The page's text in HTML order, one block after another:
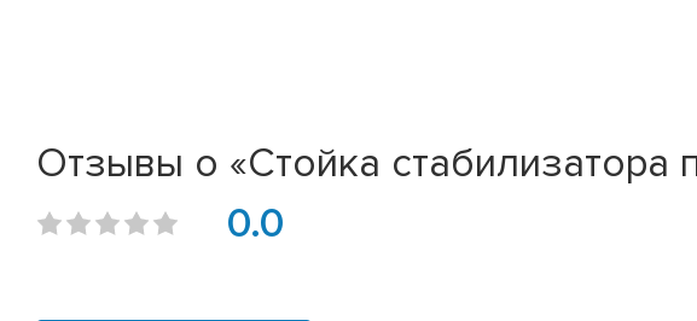
Отзывы о «Стойка стабилизатора
0.0